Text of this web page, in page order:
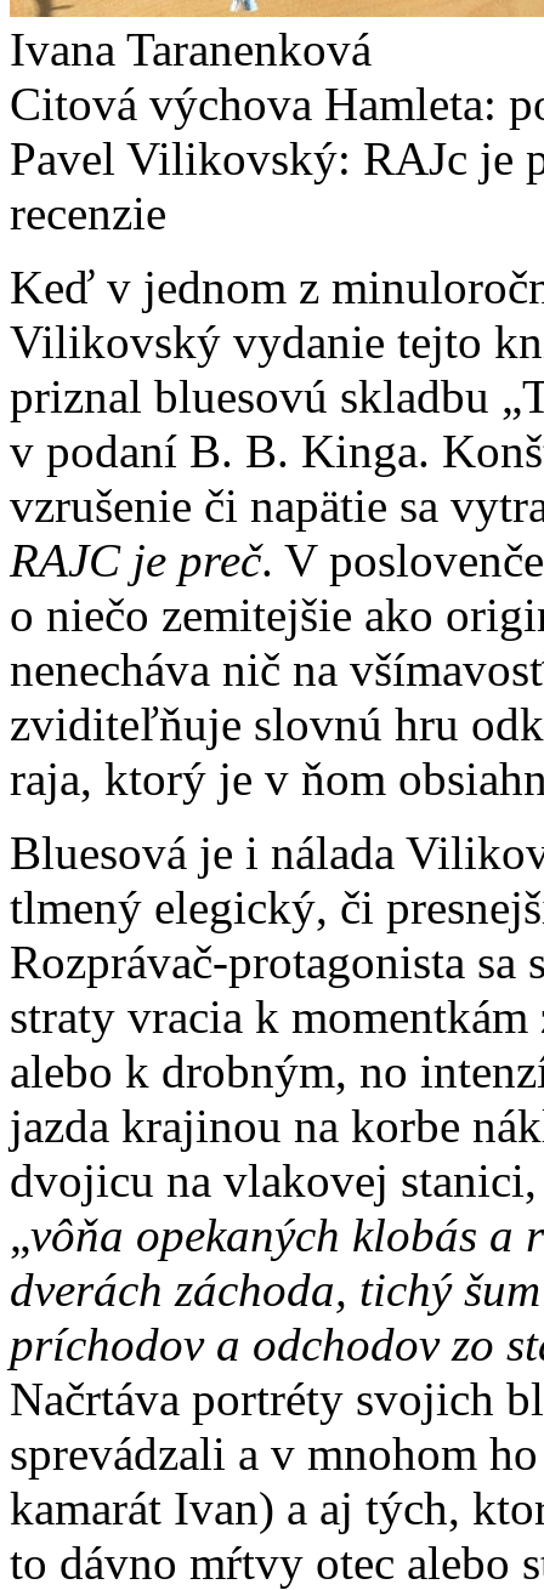
Ivana Taranenková
Citová výchova Hamleta:
Pavel Vilikovský: RAJc je
recenzie
Keď v jednom z
Vilikovský vydanie tejto
priznal bluesovú skladbu
v podaní B. B. Kinga.
vzrušenie či napätie sa
RAJC je preč. V
o niečo zemitejšie ako
nenecháva nič na
zviditeľňuje slovnú hru
raja, ktorý je v ňom
Bluesová je i nálada
tlmený elegický, či
Rozprávač-protagonista
straty vracia k
alebo k drobným, no
jazda krajinou na korbe
dvojicu na vlakovej
„vôňa opekaných klobás a
dverách záchoda, tichý
príchodov a odchodov zo
Načrtáva portréty svojich
sprevádzali a v mnohom
kamarát Ivan) a aj tých,
to dávno mŕtvy otec alebo